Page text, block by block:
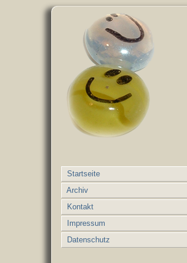
Startseite
Archiv
Kontakt
Impressum
Datenschutz